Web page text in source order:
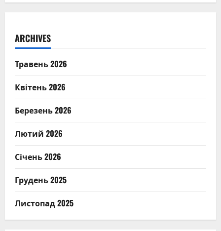
ARCHIVES
Травень 2026
Квітень 2026
Березень 2026
Лютий 2026
Січень 2026
Грудень 2025
Листопад 2025